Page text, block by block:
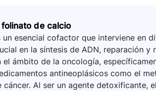
folinato de calcio
un esencial cofactor que interviene en
en la síntesis de ADN, reparación y
el ámbito de la oncología,
antineoplásicos como el
cáncer. Al ser un agente detoxificante,